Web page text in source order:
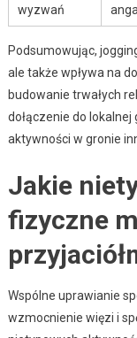
wyzwań
Podsumowując,
ale także wpływa na
budowanie trwałych
dołączenie do
aktywności w gronie
Jakie
fizyczne
Wspólne uprawianie
wzmocnienie więzi i